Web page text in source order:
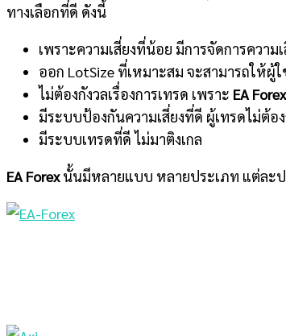
ทางเลือกที่ดี ดังนี้
เพราะความเสี่ยงที่น้อย มีการจัดการความ
ออก LotSize ที่เหมาะสม จะสามารถให้
ไม่ต้องกังวลเรื่องการเทรด เพราะ EA Forex
มีระบบป้องกันความเสี่ยงที่ดี ผู้เทรดไม่ต้อง
มีระบบเทรดที่ดี ไม่มาติงเกล
EA Forexนั้นมีหลายแบบ หลายประเภท แต่ละ